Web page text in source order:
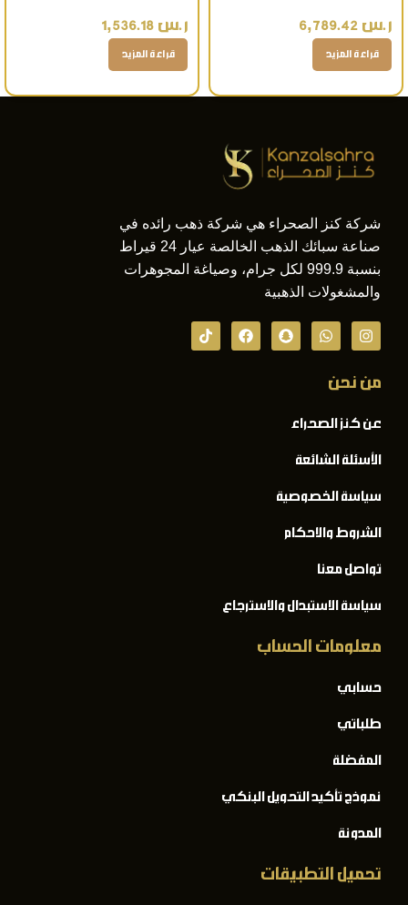
ر.س
قراءة المزيد
ر.س
قراءة المزيد
شركة كنز الصحراء هي شركة ذهب رائده في
صناعة سبائك الذهب الخالصة عيار 24 قيراط
بنسبة 999.9 لكل جرام، وصياغة المجوهرات
والمشغولات الذهبية
من نحن
عن كنز الصحراء
الأسئلة الشائعة
سياسة الخصوصية
الشروط والاحكام
تواصل معنا
سياسة الاستبدال والاسترجاع
معلومات الحساب
حسابي
طلباتي
المفضلة
نموذج تأكيد التحويل البنكي
المدونة
تحميل التطبيقات